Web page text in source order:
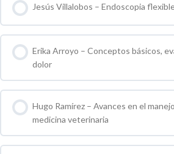
Jesús Villalobos – Endoscopia
0 % COMPLETO 0 / 0 pasos
Erika Arroyo – Conceptos básicos,
dolor
0 % COMPLETO 0 / 0 pasos
Hugo Ramírez – Avances en el
medicina veterinaria
0 % COMPLETO 0 / 0 pasos